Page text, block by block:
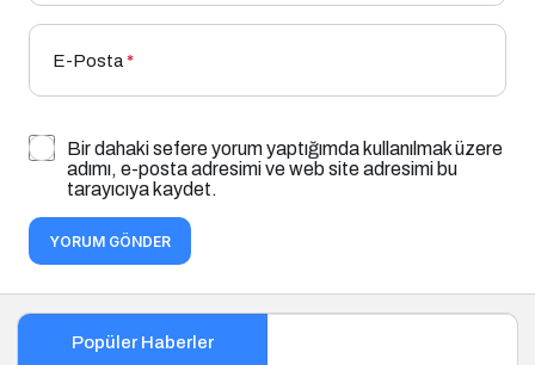
E-Posta*
Bir dahaki sefere yorum yaptığımda kullanılmak üzere
adımı, e-posta adresimi ve web site adresimi bu
tarayıcıya kaydet.
YORUM GÖNDER
Popüler Haberler